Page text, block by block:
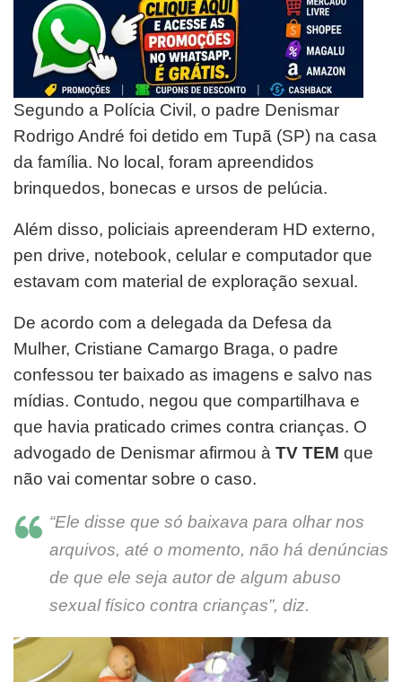
Segundo a Polícia Civil, o padre Denismar
Rodrigo André foi detido em Tupã (SP) na casa
da família. No local, foram apreendidos
brinquedos, bonecas e ursos de pelúcia.
Além disso, policiais apreenderam HD externo,
pen drive, notebook, celular e computador que
estavam com material de exploração sexual.
De acordo com a delegada da Defesa da
Mulher, Cristiane Camargo Braga, o padre
confessou ter baixado as imagens e salvo nas
mídias. Contudo, negou que compartilhava e
que havia praticado crimes contra crianças. O
advogado de Denismar afirmou à TV TEM que
não vai comentar sobre o caso.
“Ele disse que só baixava para olhar nos
arquivos, até o momento, não há denúncias
de que ele seja autor de algum abuso
sexual físico contra crianças”, diz.